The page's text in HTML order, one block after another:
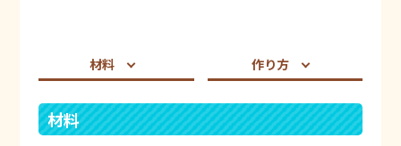
材料 作り方
材料